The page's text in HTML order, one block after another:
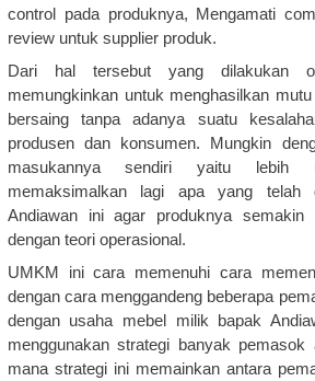
control pada produknya, Mengamati
review untuk supplier produk.
Dari hal tersebut yang dilakukan
memungkinkan untuk menghasilkan
bersaing tanpa adanya suatu
produsen dan konsumen. Mungkin
masukannya sendiri yaitu lebih
memaksimalkan lagi apa yang telah
Andiawan ini agar produknya
dengan teori operasional.
UMKM ini cara memenuhi cara
dengan cara menggandeng beberapa
dengan usaha mebel milik bapak
menggunakan strategi banyak
mana strategi ini memainkan antara